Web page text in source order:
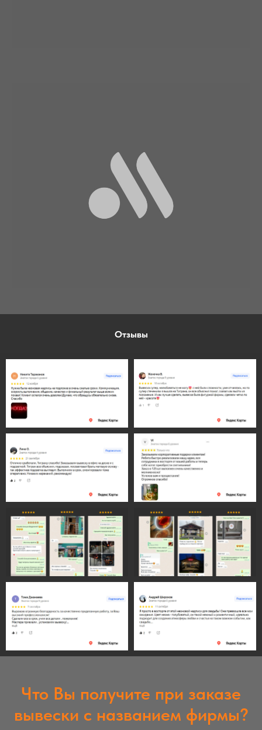
Отзывы
Что Вы получите при заказе
вывески с названием фирмы?